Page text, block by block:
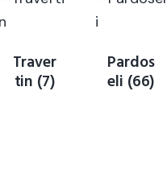
Traver
tin (7)
Pardos
eli (66)